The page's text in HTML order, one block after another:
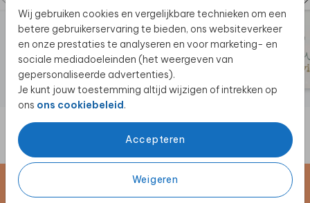
Wij gebruiken cookies en vergelijkbare technieken om een
betere gebruikerservaring te bieden, ons websiteverkeer
en onze prestaties te analyseren en voor marketing- en
sociale mediadoeleinden (het weergeven van
gepersonaliseerde advertenties).
Je kunt jouw toestemming altijd wijzigen of intrekken op
ons ons cookiebeleid.
Accepteren
Weigeren
Schrijf je in voor de nieuwsbrief